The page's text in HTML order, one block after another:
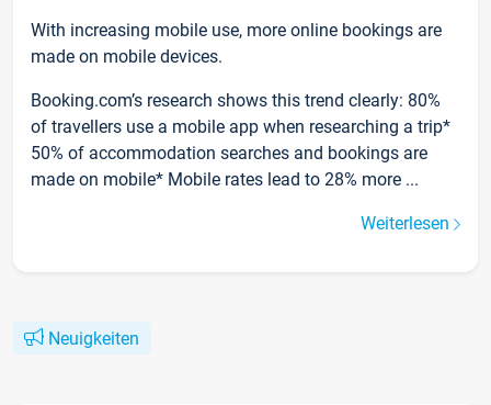
With increasing mobile use, more online bookings are
made on mobile devices.
Booking.com’s research shows this trend clearly: 80%
of travellers use a mobile app when researching a trip*
50% of accommodation searches and bookings are
made on mobile* Mobile rates lead to 28% more ...
Weiterlesen
Neuigkeiten